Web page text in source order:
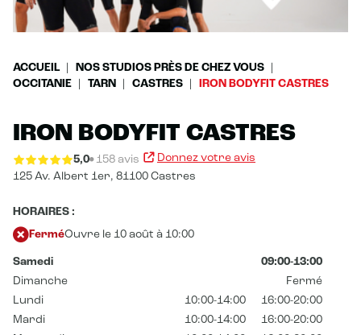
ACCUEIL
NOS STUDIOS PRÈS DE CHEZ VOUS
OCCITANIE
TARN CASTRES IRON BODYFIT CASTRES
IRON BODYFIT CASTRES
5,0 158 avis
Donnez votre avis
125 Av. Albert 1er, 81100 Castres
HORAIRES :
FerméOuvre le 10 août à 10:00
Samedi
09:00-13:00
Dimanche
Fermé
Lundi
10:00-14:00
16:00-20:00
Mardi
10:00-14:00
16:00-20:00